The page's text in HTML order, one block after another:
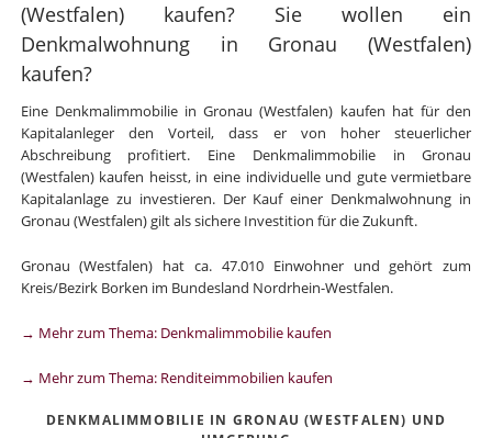
(Westfalen) kaufen? Sie wollen ein
Denkmalwohnung in Gronau (Westfalen)
kaufen?
Eine Denkmalimmobilie in Gronau (Westfalen) kaufen hat für den
Kapitalanleger den Vorteil, dass er von hoher steuerlicher
Abschreibung profitiert. Eine Denkmalimmobilie in Gronau
(Westfalen) kaufen heisst, in eine individuelle und gute vermietbare
Kapitalanlage zu investieren. Der Kauf einer Denkmalwohnung in
Gronau (Westfalen) gilt als sichere Investition für die Zukunft.
Gronau (Westfalen) hat ca. 47.010 Einwohner und gehört zum
Kreis/Bezirk Borken im Bundesland Nordrhein-Westfalen.
→ Mehr zum Thema: Denkmalimmobilie kaufen
→ Mehr zum Thema: Renditeimmobilien kaufen
DENKMALIMMOBILIE IN GRONAU (WESTFALEN) UND